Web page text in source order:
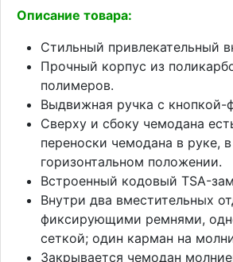
Описание товара:
Стильный привлекательный
Прочный корпус из
полимеров.
Выдвижная ручка с кнопкой-
Сверху и сбоку чемодана
переноски чемодана в руке,
горизонтальном положении.
Встроенный кодовый TSA-
Внутри два вместительных
фиксирующими ремнями,
сеткой; один карман на
Закрывается чемодан